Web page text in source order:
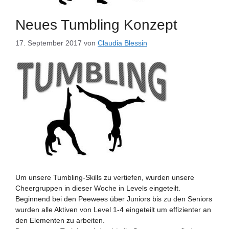
Neues Tumbling Konzept
17. September 2017 von Claudia Blessin
Um unsere Tumbling-Skills zu vertiefen, wurden unsere
Cheergruppen in dieser Woche in Levels eingeteilt.
Beginnend bei den Peewees über Juniors bis zu den Seniors
wurden alle Aktiven von Level 1-4 eingeteilt um effizienter an
den Elementen zu arbeiten.